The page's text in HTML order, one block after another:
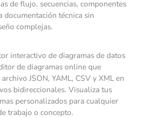
de flujo, secuencias, componentes
documentación técnica sin
complejas.
interactivo de diagramas de datos
de diagramas online que
JSON, YAML, CSV y XML en
bidireccionales. Visualiza tus
personalizados para cualquier
trabajo o concepto.